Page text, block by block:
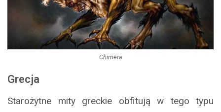
Chimera
Grecja
Starożytne mity greckie obfitują w tego typu